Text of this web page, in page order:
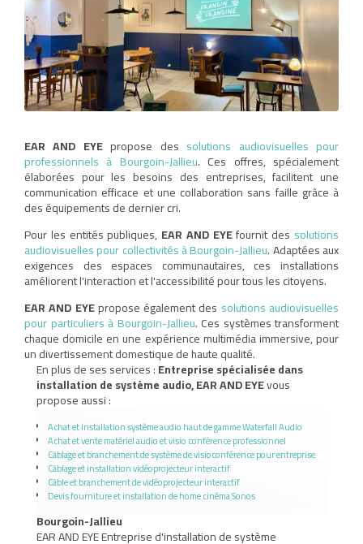
EAR AND EYEpropose des solutions audiovisuelles pour
professionnels à Bourgoin-Jallieu. Ces offres, spécialement
élaborées pour les besoins des entreprises, facilitent une
communication efficace et une collaboration sans faille grâce à
des équipements de dernier cri.
Pour les entités publiques, EAR AND EYEfournit des solutions
audiovisuelles pour collectivités à Bourgoin-Jallieu. Adaptées aux
exigences des espaces communautaires, ces installations
améliorent l'interaction et l'accessibilité pour tous les citoyens.
EAR AND EYEpropose également des solutions audiovisuelles
pour particuliers à Bourgoin-Jallieu. Ces systèmes transforment
chaque domicile en une expérience multimédia immersive, pour
un divertissement domestique de haute qualité.
En plus de ses services :Entreprise spécialisée dans
installation de système audio, EAR AND EYEvous
propose aussi :
Achat et installation système audio haut de gamme Waterfall Audio
Achat et vente matériel audio et visio conférence professionnel
Câblage et branchement de système de visioconférence pour entreprise
Câblage et installation vidéoprojecteur interactif
Câble et branchement de vidéoprojecteur interactif
Devis fourniture et installation de home cinéma Sonos
Bourgoin-Jallieu
EAR AND EYE Entreprise d'installation de système